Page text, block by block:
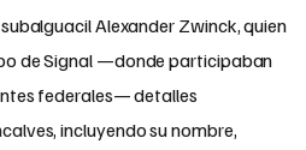
Alexander Zwinck, quien
de Signal —donde participaban
federales— detalles
incluyendo su nombre,